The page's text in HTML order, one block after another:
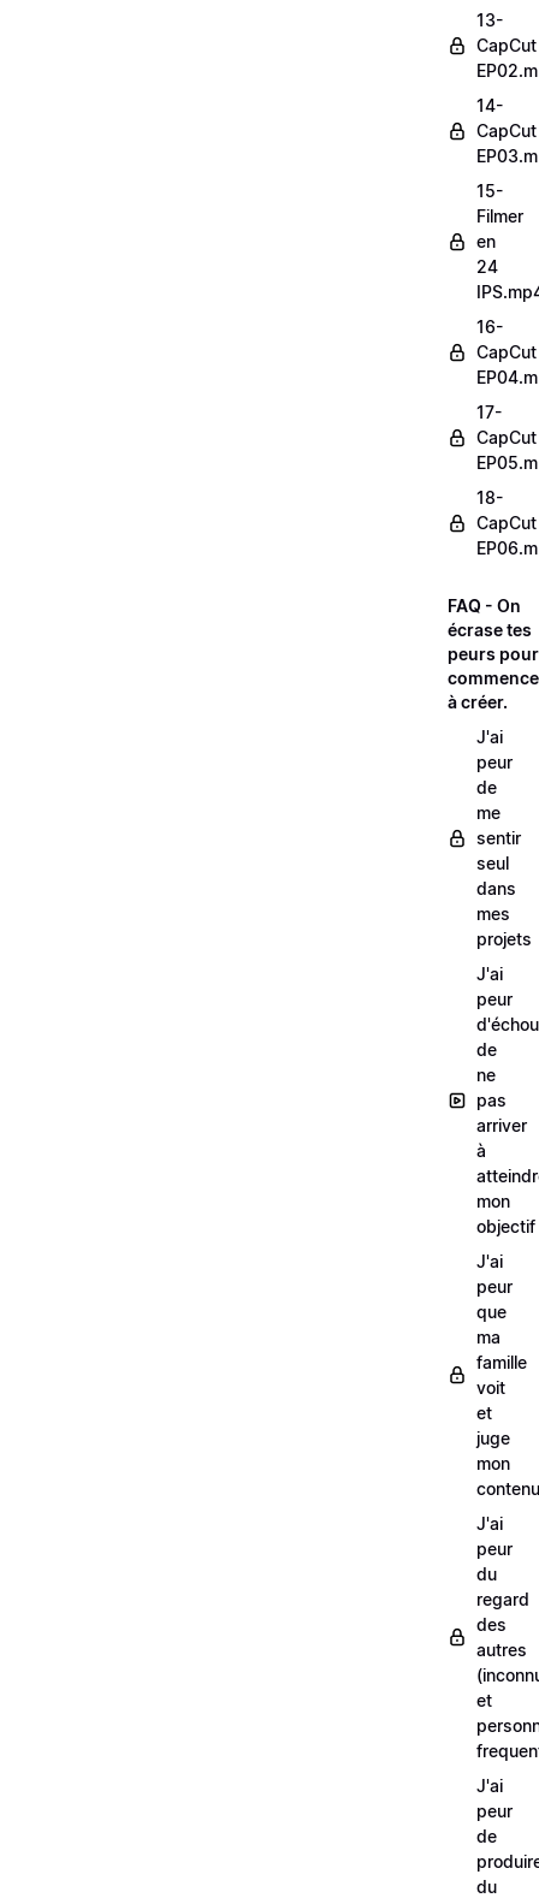
13-
CapCut
14-
CapCut
15-
Filmer
en
24
16-
CapCut
17-
CapCut
18-
CapCut
FAQ - On
écrase tes
peurs pour
à créer.
J'ai
peur
de
me
sentir
seul
dans
mes
projets
J'ai
peur
de
ne
pas
arriver
à
mon
objectif
J'ai
peur
que
ma
famille
voit
et
juge
mon
contenu
J'ai
peur
du
regard
des
autres
et
J'ai
peur
de
du